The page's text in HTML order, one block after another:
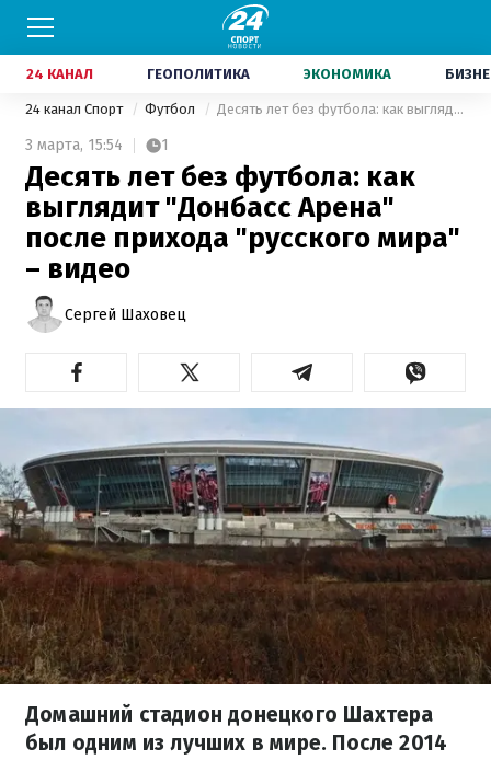
24 КАНАЛ ГЕОПОЛИТИКА ЭКОНОМИКА
24 канал Спорт Футбол Десять лет без футбола: как выглядит "Донбасс Арена" после прихода "русского мира" – видео
3 марта, 15:54 1
Десять лет без футбола: как
выглядит "Донбасс Арена"
после прихода "русского мира"
– видео
Сергей Шаховец
Домашний стадион донецкого Шахтера
был одним из лучших в мире. После 2014